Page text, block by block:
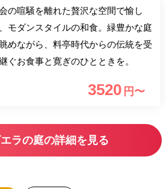
の喧騒を離れた贅沢な空間で愉し
モダンスタイルの和食。緑豊かな庭
めながら、料亭時代からの伝統を受
ぐお食事と寛ぎのひとときを。
3520 円〜
ラの庭の詳細を見る